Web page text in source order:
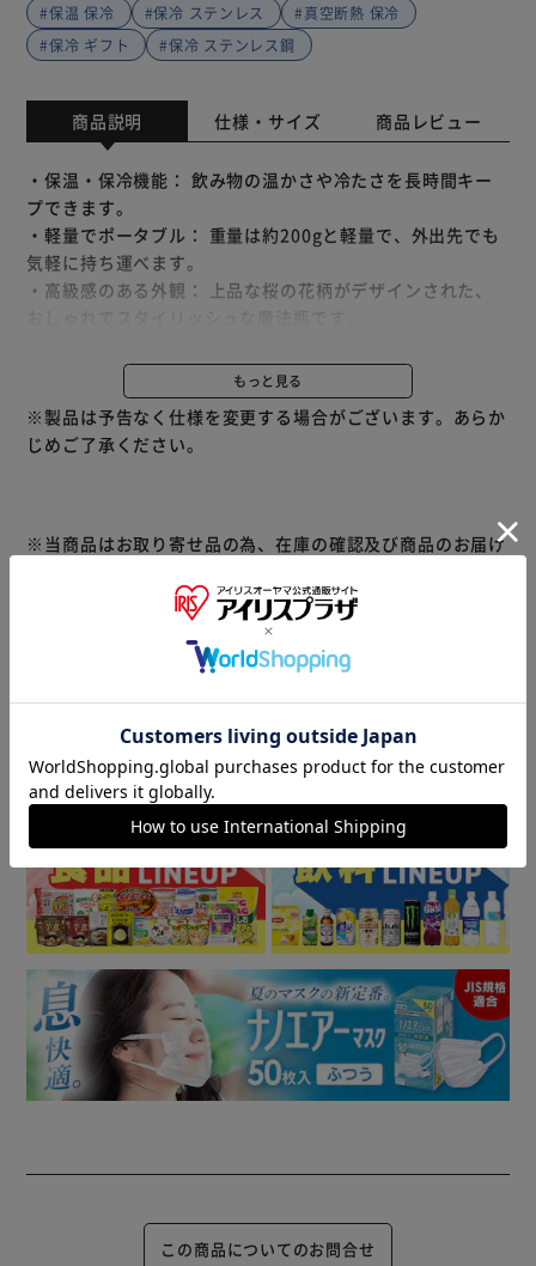
#保温 保冷
#保冷 ステンレス
#真空断熱 保冷
#保冷 ギフト
#保冷 ステンレス鋼
商品説明 仕様・サイズ 商品レビュー
・保温・保冷機能： 飲み物の温かさや冷たさを長時間キー
プできます。
・軽量でポータブル： 重量は約200gと軽量で、外出先でも
気軽に持ち運べます。
・高級感のある外観： 上品な桜の花柄がデザインされた、
使い勝手が良いです。
・安全で健康的な素材：高品質のステンレス製で、BPAフリ
ー。安心して飲み物を楽しめます。
もっと見る
※製品は予告なく仕様を変更する場合がございます。あらか
じめご了承ください。
※当商品はお取り寄せ品の為、在庫の確認及び商品のお届け
また、商品がメーカーにて完売となっていた場合、キャンセ
ル又は注文内容の変更をお願いいたしております。
予めご了承くださいますようお願いいたします。
商品はアイリスプラザがセレクトしたオススメ商品です。
商品情報
この商品についてのお問合せ